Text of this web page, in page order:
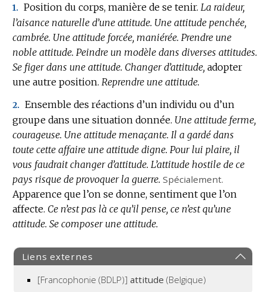
1. Position du corps, manière de se tenir. La raideur,
l’aisance naturelle d’une attitude. Une attitude penchée,
cambrée. Une attitude forcée, maniérée. Prendre une
noble attitude. Peindre un modèle dans diverses attitudes.
Se figer dans une attitude. Changer d’attitude, adopter
une autre position. Reprendre une attitude.
2. Ensemble des réactions d’un individu ou d’un
groupe dans une situation donnée. Une attitude ferme,
courageuse. Une attitude menaçante. Il a gardé dans
toute cette affaire une attitude digne. Pour lui plaire, il
vous faudrait changer d’attitude. L’attitude hostile de ce
pays risque de provoquer la guerre. Spécialement.
Apparence que l’on se donne, sentiment que l’on
affecte. Ce n’est pas là ce qu’il pense, ce n’est qu’une
attitude. Se composer une attitude.
Liens externes
[Francophonie (BDLP)] attitude (Belgique)